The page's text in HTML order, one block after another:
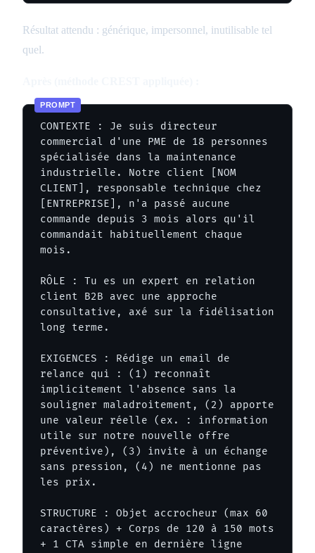
Résultat attendu : générique, impersonnel, inutilisable tel
quel.
CONTEXTE : Je suis directeur
commercial d'une PME de 18 personnes
spécialisée dans la maintenance
industrielle. Notre client [NOM
CLIENT], responsable technique chez
[ENTREPRISE], n'a passé aucune
commande depuis 3 mois alors qu'il
commandait habituellement chaque
mois.
RÔLE : Tu es un expert en relation
client B2B avec une approche
consultative, axé sur la fidélisation
long terme.
EXIGENCES : Rédige un email de
relance qui : (1) reconnaît
implicitement l'absence sans la
souligner maladroitement, (2) apporte
une valeur réelle (ex. : information
utile sur notre nouvelle offre
préventive), (3) invite à un échange
sans pression, (4) ne mentionne pas
les prix.
STRUCTURE : Objet accrocheur (max 60
caractères) + Corps de 120 à 150 mots
+ 1 CTA simple en dernière ligne